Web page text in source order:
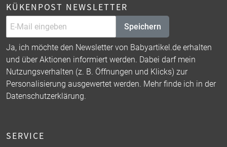
KÜKENPOST NEWSLETTER
Speichern
Ja, ich möchte den Newsletter von Babyartikel.de erhalten
und über Aktionen informiert werden. Dabei darf mein
Nutzungsverhalten (z. B. Öffnungen und Klicks) zur
Personalisierung ausgewertet werden. Mehr finde ich in der
Datenschutzerklärung.
SERVICE